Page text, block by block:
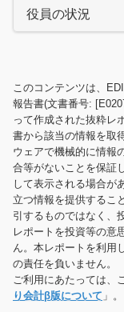
役員の状況
このコンテンツは、
報告書(文書番号:
って作成された抜粋レ
書から該当の情報を取
ウェアで機械的に情報
合等がないことを保証
して表示される場合が
立つ情報を提供するこ
引するものではなく、
レポートを投資等の意
ん。本レポートを利用
の責任を負いません。
ご利用にあたっては、
り会計β版について 」。